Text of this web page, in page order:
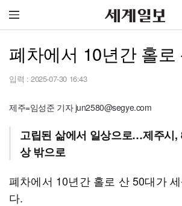
폐차에서 10년간 홀로
입력 : 2025-07-30 16:43
제주=임성준 기자 jun2580@segye.com
고립된 삶에서 일상으로…제주시,
상 밖으로
폐차에서 10년간 홀로 산 50대가
다.